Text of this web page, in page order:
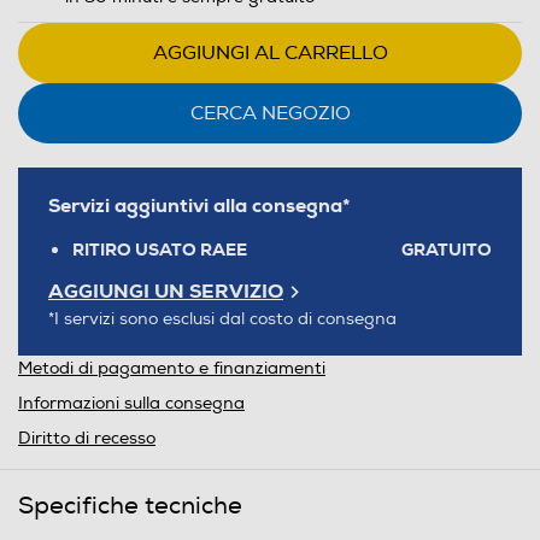
AGGIUNGI AL CARRELLO
CERCA NEGOZIO
Servizi aggiuntivi alla consegna*
RITIRO USATO RAEE GRATUITO
AGGIUNGI UN SERVIZIO
*I servizi sono esclusi dal costo di consegna
Metodi di pagamento e finanziamenti
Informazioni sulla consegna
Diritto di recesso
Specifiche tecniche